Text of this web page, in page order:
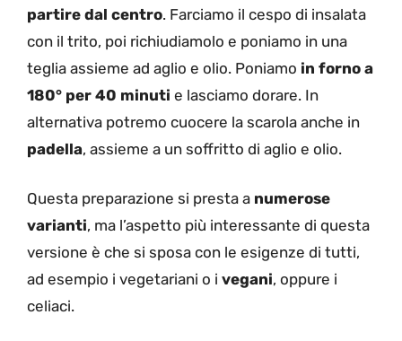
partire dal centro. Farciamo il cespo di insalata
con il trito, poi richiudiamolo e poniamo in una
teglia assieme ad aglio e olio. Poniamo in forno a
180° per 40 minuti e lasciamo dorare. In
alternativa potremo cuocere la scarola anche in
padella, assieme a un soffritto di aglio e olio.
Questa preparazione si presta a numerose
varianti, ma l’aspetto più interessante di questa
versione è che si sposa con le esigenze di tutti,
ad esempio i vegetariani o i vegani, oppure i
celiaci.